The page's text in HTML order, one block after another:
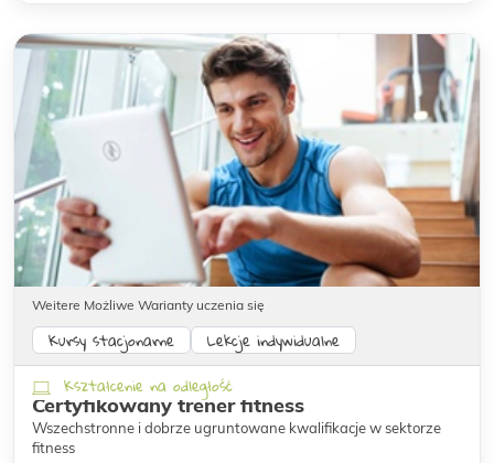
Weitere Możliwe Warianty uczenia się
Kształcenie na odległość
Kursy stacjonarne Lekcje indywidualne
Certyfikowany trener fitness
Wszechstronne i dobrze ugruntowane kwalifikacje w sektorze
fitness